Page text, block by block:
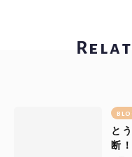
と
断！